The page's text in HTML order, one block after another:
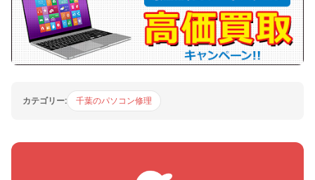
カテゴリー: 千葉のパソコン修理